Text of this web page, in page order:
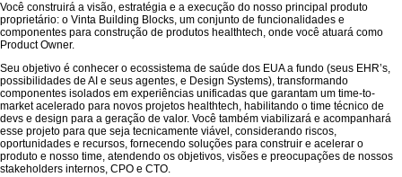
Você construirá a visão, estratégia e a execução do nosso principal produto
proprietário: o Vinta Building Blocks, um conjunto de funcionalidades e
componentes para construção de produtos healthtech, onde você atuará como
Product Owner.
Seu objetivo é conhecer o ecossistema de saúde dos EUA a fundo (seus EHR’s,
possibilidades de AI e seus agentes, e Design Systems), transformando
componentes isolados em experiências unificadas que garantam um time-to-
market acelerado para novos projetos healthtech, habilitando o time técnico de
devs e design para a geração de valor. Você também viabilizará e acompanhará
esse projeto para que seja tecnicamente viável, considerando riscos,
oportunidades e recursos, fornecendo soluções para construir e acelerar o
produto e nosso time, atendendo os objetivos, visões e preocupações de nossos
stakeholders internos, CPO e CTO.